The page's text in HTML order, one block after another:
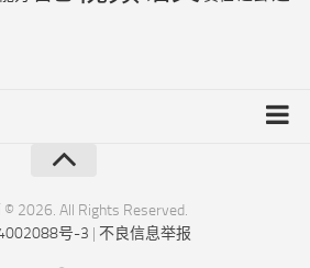
2026. All Rights Reserved.
号-3 | 不良信息举报